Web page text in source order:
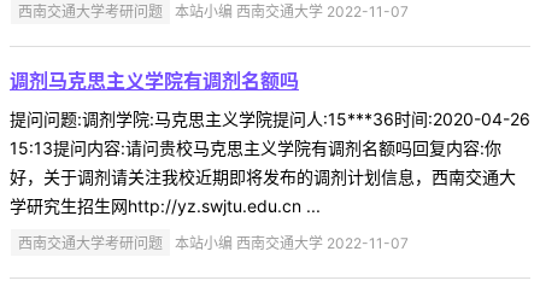
西南交通大学考研问题 本站小编 西南交通大学 2022-11-07
调剂马克思主义学院有调剂名额吗
提问问题:调剂学院:马克思主义学院提问人:15***36时间:2020-04-26
15:13提问内容:请问贵校马克思主义学院有调剂名额吗回复内容:你
好，关于调剂请关注我校近期即将发布的调剂计划信息，西南交通大
学研究生招生网http://yz.swjtu.edu.cn ...
西南交通大学考研问题 本站小编 西南交通大学 2022-11-07